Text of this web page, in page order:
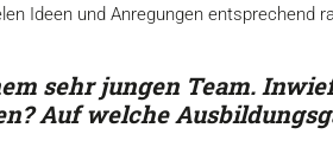
Ideen und Anregungen
sehr jungen Team.
Auf welche